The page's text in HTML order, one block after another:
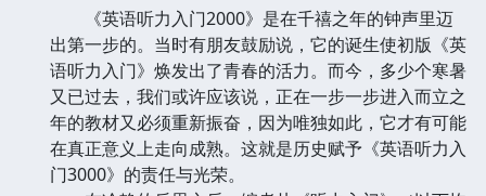
《英语听力入门2000》是在千禧之年的钟声里迈
出第一步的。当时有朋友鼓励说，它的诞生使初版《英
语听力入门》焕发出了青春的活力。而今，多少个寒暑
又已过去，我们或许应该说，正在一步一步进入而立之
年的教材又必须重新振奋，因为唯独如此，它才有可能
在真正意义上走向成熟。这就是历史赋予《英语听力入
门3000》的责任与光荣。